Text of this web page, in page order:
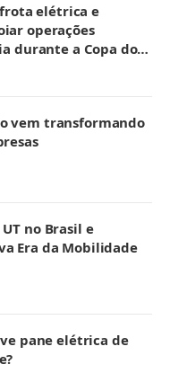
elétrica e
operações
durante a Copa do
vem transformando
UT no Brasil e
Era da Mobilidade
pane elétrica de